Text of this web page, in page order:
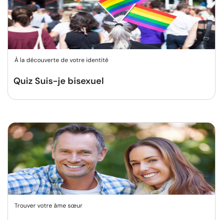
À la découverte de votre identité
Quiz Suis-je bisexuel
Trouver votre âme sœur